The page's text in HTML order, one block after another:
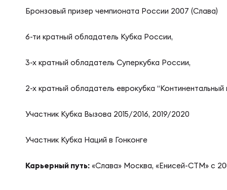
Контакты
Бронзовый призер чемпионата России 2007 (Слава)
6-ти кратный обладатель Кубка России,
3-х кратный обладатель Суперкубка России,
2-х кратный обладатель еврокубка “Континентальный
Участник Кубка Вызова 2015/2016, 2019/2020
Участник Кубка Наций в Гонконге
Карьерный путь: «Слава» Москва, «Енисей-СТМ» с